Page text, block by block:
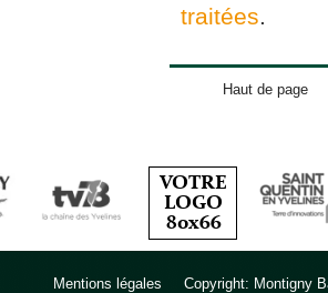
traitées.
Haut de page
Mentions légales Copyright: Montigny